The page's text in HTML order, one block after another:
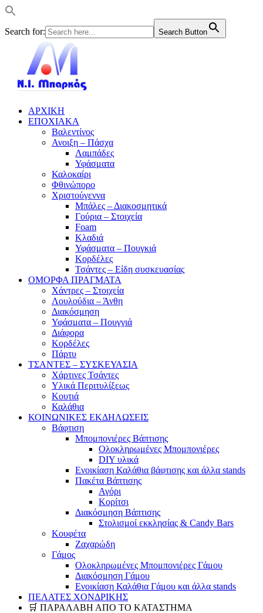
Search for: Search Button
ΑΡΧΙΚΗ
ΕΠΟΧΙΑΚΑ
Βαλεντίνος
Ανοιξη – Πάσχα
Λαμπάδες
Υφάσματα
Καλοκαίρι
Φθινώπορο
Χριστούγεννα
Μπάλες – Διακοσμητικά
Γούρια – Στοιχεία
Foam
Κλαδιά
Υφάσματα – Πουγκιά
Κορδέλες
Τσάντες – Είδη συσκευασίας
ΟΜΟΡΦΑ ΠΡΑΓΜΑΤΑ
Χάντρες – Στοιχεία
Λουλούδια – Άνθη
Διακόσμηση
Υφάσματα – Πουγγιά
Διάφορα
Κορδέλες
Πάρτυ
ΤΣΑΝΤΕΣ – ΣΥΣΚΕΥΑΣΙΑ
Χάρτινες Τσάντες
Υλικά Περιτυλίξεως
Κουτιά
Καλάθια
ΚΟΙΝΩΝΙΚΕΣ ΕΚΔΗΛΩΣΕΙΣ
Βάφτιση
Μπομπονιέρες Βάπτισης
Ολοκληρωμένες Μπομπονιέρες
DIY υλικά
Ενοικίαση Καλάθια βάφτισης και άλλα stands
Πακέτα Βάπτισης
Αγόρι
Κορίτσι
Διακόσμηση Βάπτισης
Στολισμοί εκκλησίας & Candy Bars
Κουφέτα
Ζαχαρώδη
Γάμος
Ολοκληρωμένες Μπομπονιέρες Γάμου
Διακόσμηση Γάμου
Ενοικίαση Καλάθια Γάμου και άλλα stands
ΠΕΛΑΤΕΣ ΧΟΝΔΡΙΚΗΣ
🛒 ΠΑΡΑΛΑΒΗ ΑΠΟ ΤΟ ΚΑΤΑΣΤΗΜΑ